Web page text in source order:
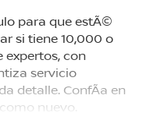
para que estÃ©
si tiene 10,000 o
expertos, con
servicio
detalle. ConfÃ­a en
nuevo.